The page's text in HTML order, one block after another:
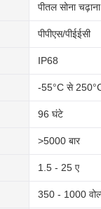
पीतल सोना चढ़ाना
पीपीएस/पीईईसी
IP68
-55°C से
96 घंटे
>5000 बार
1.5 - 25 ए
350 - 1000